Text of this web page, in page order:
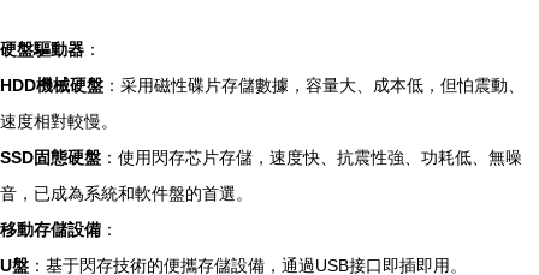
硬盤驅動器 ：
HDD機械硬盤 ：采用磁性碟片存儲數據，容量大、成本低，但怕震動、
速度相對較慢。
SSD固態硬盤 ：使用閃存芯片存儲，速度快、抗震性強、功耗低、無噪
音，已成為系統和軟件盤的首選。
移動存儲設備 ：
U盤 ：基于閃存技術的便攜存儲設備，通過USB接口即插即用。